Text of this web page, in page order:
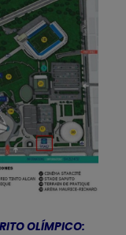
OLÍMPICO: